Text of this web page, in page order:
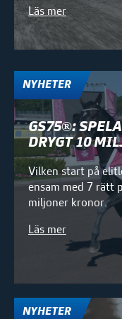
Läs mer
NYHETER
GS75®:
DRYGT 10
Vilken start på
ensam med 7 rätt
miljoner kronor.
Läs mer
NYHETER